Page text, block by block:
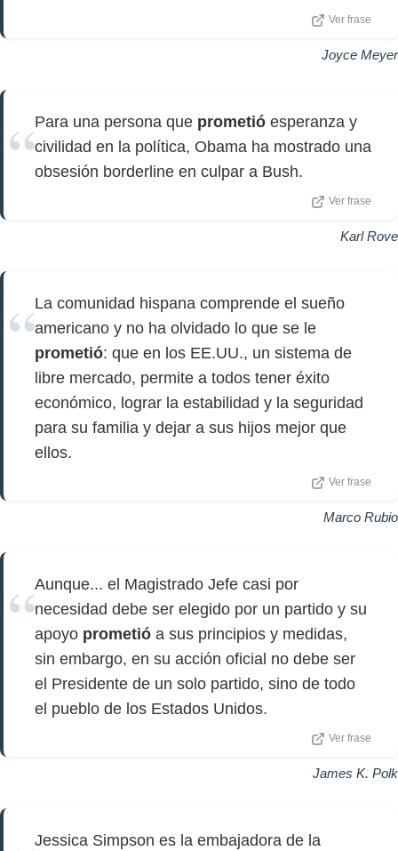
Ver frase
Joyce Meyer
Para una persona que prometió esperanza y
civilidad en la política, Obama ha mostrado una
obsesión borderline en culpar a Bush.
Ver frase
Karl Rove
La comunidad hispana comprende el sueño
americano y no ha olvidado lo que se le
prometió: que en los EE.UU., un sistema de
libre mercado, permite a todos tener éxito
económico, lograr la estabilidad y la seguridad
para su familia y dejar a sus hijos mejor que
ellos.
Ver frase
Marco Rubio
Aunque... el Magistrado Jefe casi por
necesidad debe ser elegido por un partido y su
apoyo prometió a sus principios y medidas,
sin embargo, en su acción oficial no debe ser
el Presidente de un solo partido, sino de todo
el pueblo de los Estados Unidos.
Ver frase
James K. Polk
Jessica Simpson es la embajadora de la